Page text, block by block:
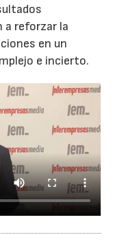
a reforzar la
en un
e incierto.